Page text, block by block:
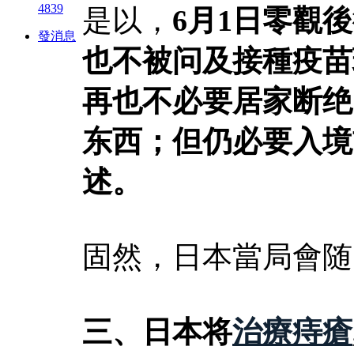
4839
發消息 是以， 6月1日零觀
也不被问及接種疫
再也不必要居家断
东西；但仍必要入
述。
固然，日本當局會
三、日本将治療痔瘡